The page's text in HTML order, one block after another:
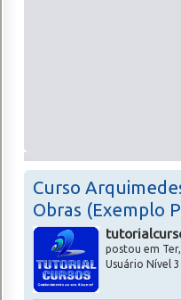
Curso
Obras (Exemplo
postou em
Usuário Nível